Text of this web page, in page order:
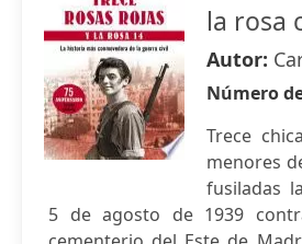
la rosa
Autor:
Número
Trece
menores
fusiladas
5 de agosto de 1939